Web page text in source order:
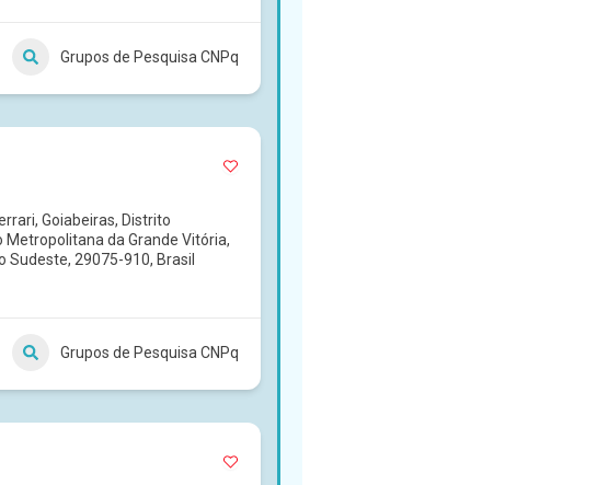
Grupos de Pesquisa CNPq
Goiabeiras, Distrito
Metropolitana da Grande Vitória,
Sudeste, 29075-910, Brasil
Grupos de Pesquisa CNPq